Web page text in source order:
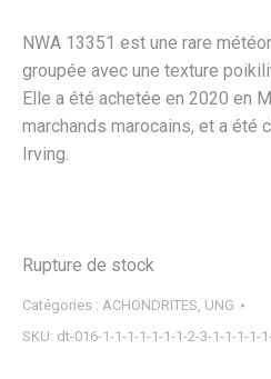
NWA 13351 est une rare
groupée avec une texture
Elle a été achetée en 2020 en
marchands marocains, et a été
Irving.
Rupture de stock
Catégories : ACHONDRITES UNG
SKU: dt-016-1-1-1-1-1-1-1-2-3-1-1-1-1-